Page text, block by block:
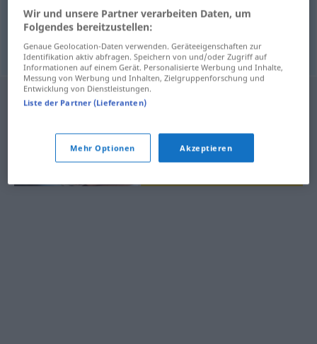
Kompetenzf kompetencija
Befugnisf kompetencija
Wir und unsere Partner verarbeiten Daten, um
Folgendes bereitzustellen:
Genaue Geolocation-Daten verwenden. Geräteeigenschaften zur
Identifikation aktiv abfragen. Speichern von und/oder Zugriff auf
Informationen auf einem Gerät. Personalisierte Werbung und Inhalte,
Messung von Werbung und Inhalten, Zielgruppenforschung und
Entwicklung von Dienstleistungen.
Liste der Partner (Lieferanten)
Mehr Optionen Akzeptieren